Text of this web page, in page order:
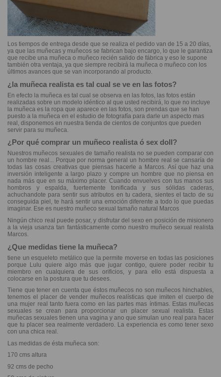
Los tiempos de entrega desde que se realiza el pedido van de 15 a 20 días,
ya que las muñecas y muñecos se fabrican bajo encargo, lo que le garantiza
que recibe una muñeca o muñeco recién salido de fábrica y eso le supone
también otra ventaja, ya que siempre recibirá la muñeca o muñeco con los
últimos avances que se van incorporando al producto.
¿la muñeca realista es tal cual se ve en las fotos?
En efecto la muñeca es tal cual se observa en las fotos, las fotos están
realizadas sobre un modelo idéntico al que usted recibirá, lo que no incluye
la muñeca es la ropa que aparece en las fotos, son prendas que se han
puesto a la muñeca en el estudio de fotografía para darle un aspecto mas
real, disponemos en nuestra tienda de cientos de conjuntos que pueden
servir para su muñeca.
¿Por qué comprar un muñeco realista ó sex doll?
Nuestros muñecos sexuales de tamaño realista no se pueden comparar con
un hombre real... Porque por norma general un hombre real se cansaría de
todas las cosas creativas que piensas hacerle a Marcos. Así que haz una
inversión inteligente a largo plazo y compre un hombre que no piensa en
nada más que en su máximo placer. Cuando envuelves con tus manos sus
hombros y espalda, fuertemente tonificada y sus sólidas caderas,
achuchandote para sentir sus atributos en tu cadera, sientes el tacto de su
conseguida piel, te hará sentir una emoción diferente a todo lo que puedas
imaginar. Ese es nuestro muñeco sexual tamaño natural Marcos
Ningún chico real puede posar, y disfrutar del sexo en posición de misionero
a la vieja usanza tan fantásticamente como nuestro muñeco sexual realista
Marcos.
¿Que medidas tiene la muñeca?
tiene un esqueleto metálico que la permite moverse en todas las posiciones
porque Lulu quiere algo más que jugar contigo, quiere poder recibir tu
miembro en cualquiera de sus orificios, y para ello está dispuesta a
colocarse en la postura que tu desees.
Tiene que tener en cuenta que éstos muñecos no son muñecos hinchables,
tenemos el placer de vender muñecos realísticas que imiten el cuerpo de
una mujer real tanto fuera como en las partes mas íntimas. Estas muñecas
sexuales se crean para proporcionar un placer sexual realista. Estas
muñecas sexuales tienen una vagina y ano que simulan uno real para hacer
que tu placer sea realmente verdadero. La experiencia es como tener sexo
con una chica real.
Las medidas de ésta muñeca son:
170 cms altura
92 cms de pecho